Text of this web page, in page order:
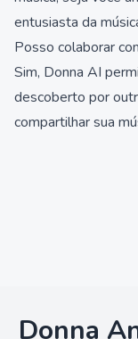
entusiasta da
Posso colaborar
Sim, Donna AI
descoberto por
compartilhar sua
Donna